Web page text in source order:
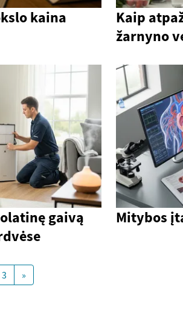
kaina
Kaip
žarnyno
gaivą
Mitybos
3 »